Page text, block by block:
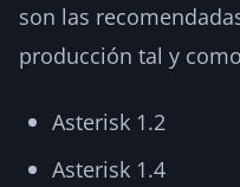
son las
producción tal y
Asterisk 1.2
Asterisk 1.4